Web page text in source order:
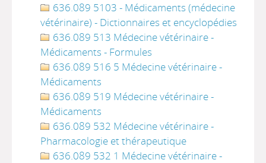
636.089 5103 - Médicaments (médecine
vétérinaire) - Dictionnaires et encyclopédies
636.089 513 Médecine vétérinaire -
Médicaments - Formules
636.089 516 5 Médecine vétérinaire -
Médicaments
636.089 519 Médecine vétérinaire -
Médicaments
636.089 532 Médecine vétérinaire -
Pharmacologie et thérapeutique
636.089 532 1 Médecine vétérinaire -